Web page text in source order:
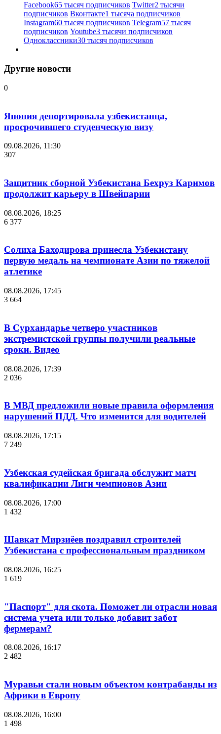
Facebook65 тысяч подписчиков Twitter2 тысячи
подписчиков Вконтакте1 тысяча подписчиков
Instagram60 тысяч подписчиков Telegram57 тысяч
подписчиков Youtube3 тысячи подписчиков
Одноклассники30 тысяч подписчиков
Другие новости
0
Япония депортировала узбекистанца,
просрочившего студенческую визу
09.08.2026, 11:30
307
Защитник сборной Узбекистана Бехруз Каримов
продолжит карьеру в Швейцарии
08.08.2026, 18:25
6 377
Солиха Баходирова принесла Узбекистану
первую медаль на чемпионате Азии по тяжелой
атлетике
08.08.2026, 17:45
3 664
В Сурхандарье четверо участников
экстремистской группы получили реальные
сроки. Видео
08.08.2026, 17:39
2 036
В МВД предложили новые правила оформления
нарушений ПДД. Что изменится для водителей
08.08.2026, 17:15
7 249
Узбекская судейская бригада обслужит матч
квалификации Лиги чемпионов Азии
08.08.2026, 17:00
1 432
Шавкат Мирзиёев поздравил строителей
Узбекистана с профессиональным праздником
08.08.2026, 16:25
1 619
"Паспорт" для скота. Поможет ли отрасли новая
система учета или только добавит забот
фермерам?
08.08.2026, 16:17
2 482
Муравьи стали новым объектом контрабанды из
Африки в Европу
08.08.2026, 16:00
1 498